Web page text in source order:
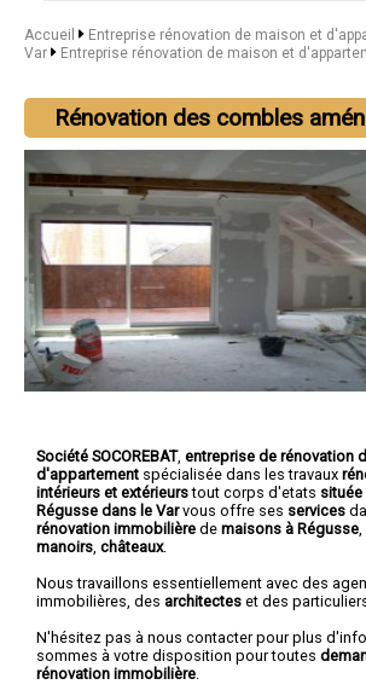
Accueil
Entreprise rénovation de maison et
Var
Entreprise rénovation de maison et
Rénovation des combles
Société SOCOREBAT, entreprise de rénovation
d'appartement spécialisée dans les travaux
intérieurs et extérieurstout corps d'etats
Régusse dans le Varvous offre ses services
rénovation immobilière de maisons à Régusse
manoirs châteaux.
Nous travaillons essentiellement avec des
immobilières, des architectes et des
N'hésitez pas à nous contacter pour plus
sommes à votre disposition pour toutes
rénovation immobilière